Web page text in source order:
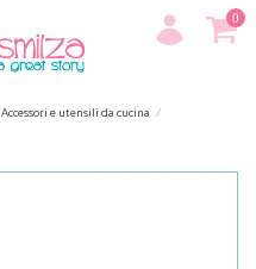
0
Accessori e utensili da cucina